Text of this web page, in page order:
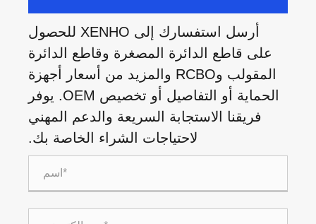
أرسل استفسارك إلى XENHO للحصول
على قاطع الدائرة المصغرة وقاطع الدائرة
المقولب وRCBO والمزيد من أسعار أجهزة
الحماية أو التفاصيل أو تخصيص OEM. يوفر
فريقنا الاستجابة السريعة والدعم المهني
لاحتياجات الشراء الخاصة بك.